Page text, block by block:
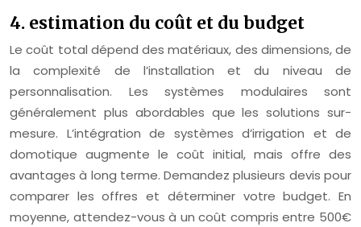
4. estimation du coût et du budget
Le coût total dépend des matériaux, des dimensions, de
la complexité de l’installation et du niveau de
personnalisation. Les systèmes modulaires sont
généralement plus abordables que les solutions sur-
mesure. L’intégration de systèmes d’irrigation et de
domotique augmente le coût initial, mais offre des
avantages à long terme. Demandez plusieurs devis pour
comparer les offres et déterminer votre budget. En
moyenne, attendez-vous à un coût compris entre 500€